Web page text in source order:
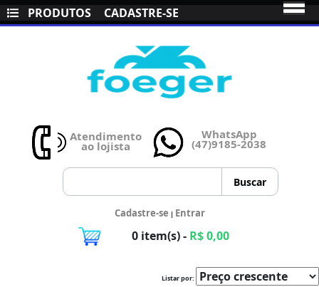
PRODUTOS CADASTRE-SE
Atendimento
ao lojista
WhatsApp
(47)9185-2038
Cadastre-se | Entrar
0 item(s) - R$ 0,00
Listar por: